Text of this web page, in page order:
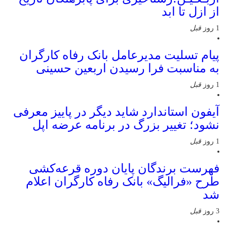
از ازل تا ابد
1 روز قبل
پیام تسلیت مدیرعامل بانک رفاه کارگران
به مناسبت فرا رسیدن اربعین حسینی
1 روز قبل
آیفون استاندارد شاید دیگر در پاییز معرفی
نشود؛ تغییر بزرگ در برنامه عرضه اپل
1 روز قبل
فهرست برندگان پایان دوره قرعه‌کشی
طرح «فرالیگ» بانک رفاه کارگران اعلام
شد
3 روز قبل